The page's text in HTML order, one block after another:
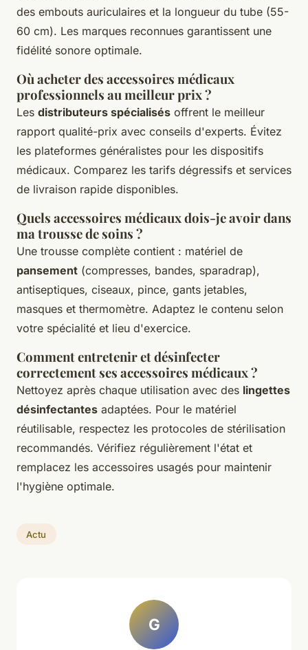
des embouts auriculaires et la longueur du tube (55-
60 cm). Les marques reconnues garantissent une
fidélité sonore optimale.
Où acheter des accessoires médicaux
professionnels au meilleur prix ?
Les distributeurs spécialisés offrent le meilleur
rapport qualité-prix avec conseils d'experts. Évitez
les plateformes généralistes pour les dispositifs
médicaux. Comparez les tarifs dégressifs et services
de livraison rapide disponibles.
Quels accessoires médicaux dois-je avoir dans
ma trousse de soins ?
Une trousse complète contient : matériel de
pansement (compresses, bandes, sparadrap),
antiseptiques, ciseaux, pince, gants jetables,
masques et thermomètre. Adaptez le contenu selon
votre spécialité et lieu d'exercice.
Comment entretenir et désinfecter
correctement ses accessoires médicaux ?
Nettoyez après chaque utilisation avec des lingettes
désinfectantes adaptées. Pour le matériel
réutilisable, respectez les protocoles de stérilisation
recommandés. Vérifiez régulièrement l'état et
remplacez les accessoires usagés pour maintenir
l'hygiène optimale.
Actu
G